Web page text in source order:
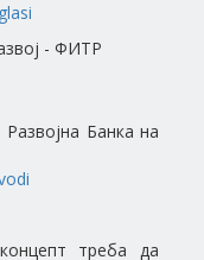
- ФИТР
Банка на
треба да